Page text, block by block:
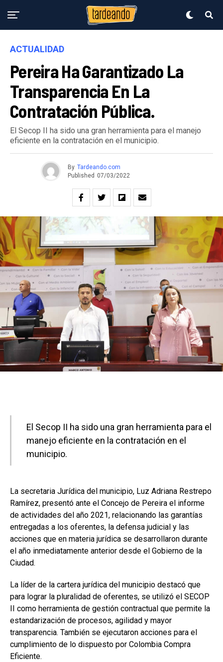
ACTUALIDAD
Pereira Ha Garantizado La
Transparencia En La
Contratación Pública.
El Secop II ha sido una gran herramienta para el manejo
eficiente en la contratación en el municipio.
By Tardeando.com
Published 07/03/2022
El Secop II ha sido una gran herramienta para el
manejo eficiente en la contratación en el
municipio.
La secretaria Jurídica del municipio, Luz Adriana Restrepo
Ramírez, presentó ante el Concejo de Pereira el informe
de actividades del año 2021, relacionando las garantías
entregadas a los oferentes, la defensa judicial y las
acciones que en materia jurídica se desarrollaron durante
el año inmediatamente anterior desde el Gobierno de la
Ciudad.
La líder de la cartera jurídica del municipio destacó que
para lograr la pluralidad de oferentes, se utilizó el SECOP
II como herramienta de gestión contractual que permite la
estandarización de procesos, agilidad y mayor
transparencia. También se ejecutaron acciones para el
cumplimiento de lo dispuesto por Colombia Compra
Eficiente.